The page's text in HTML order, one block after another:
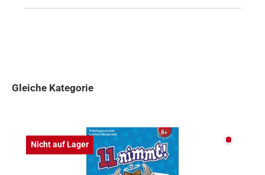
Gleiche Kategorie
Nicht auf Lager Nicht